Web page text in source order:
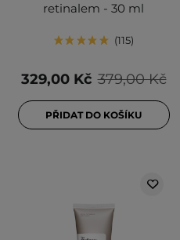
retinalem - 30 ml
115
379,00 Kč
329,00 Kč
PŘIDAT DO KOŠÍKU